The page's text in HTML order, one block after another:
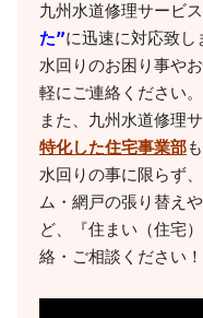
九州水道修理サービ
た”に迅速に対応致し
水回りのお困り事や
軽にご連絡ください。
また、九州水道修理
特化した住宅事業部
水回りの事に限らず
ム・網戸の張り替え
ど、『住まい（住宅
絡・ご相談ください！